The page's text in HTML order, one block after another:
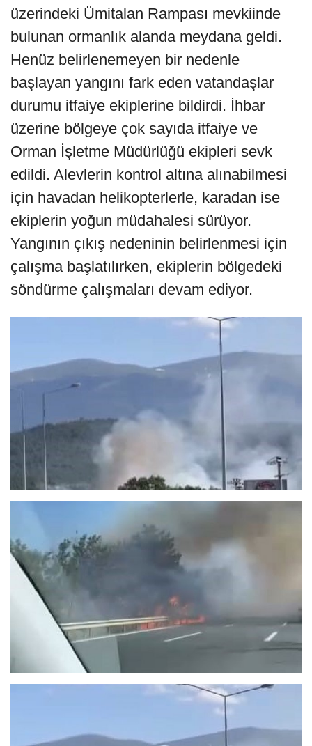
üzerindeki Ümitalan Rampası mevkiinde
bulunan ormanlık alanda meydana geldi.
Henüz belirlenemeyen bir nedenle
başlayan yangını fark eden vatandaşlar
durumu itfaiye ekiplerine bildirdi. İhbar
üzerine bölgeye çok sayıda itfaiye ve
Orman İşletme Müdürlüğü ekipleri sevk
edildi. Alevlerin kontrol altına alınabilmesi
için havadan helikopterlerle, karadan ise
ekiplerin yoğun müdahalesi sürüyor.
Yangının çıkış nedeninin belirlenmesi için
çalışma başlatılırken, ekiplerin bölgedeki
söndürme çalışmaları devam ediyor.